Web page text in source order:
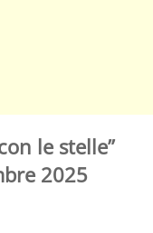
le stelle”
2025